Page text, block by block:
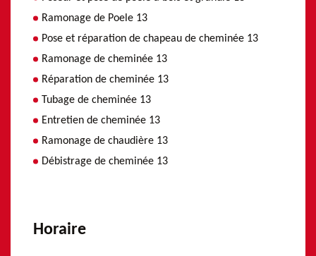
Ramonage de Poele 13
Pose et réparation de chapeau de cheminée 13
Ramonage de cheminée 13
Réparation de cheminée 13
Tubage de cheminée 13
Entretien de cheminée 13
Ramonage de chaudière 13
Débistrage de cheminée 13
Horaire